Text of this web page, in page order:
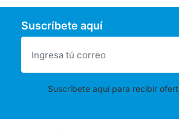
Suscríbete aquí
Suscríbete aquí para recibir